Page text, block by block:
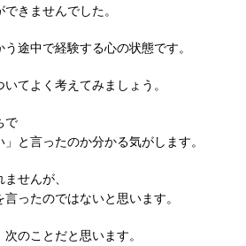
きませんでした。
途中で経験する心の状態です。
てよく考えてみましょう。
で
」と言ったのか分かる気がします。
せんが、
ったのではないと思います。
のことだと思います。